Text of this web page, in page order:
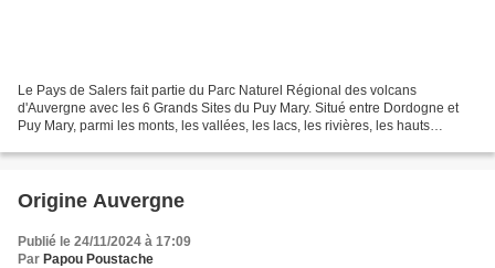
Le Pays de Salers fait partie du Parc Naturel Régional des volcans
d'Auvergne avec les 6 Grands Sites du Puy Mary. Situé entre Dordogne et
Puy Mary, parmi les monts, les vallées, les lacs, les rivières, les hauts
Origine Auvergne
Publié le 24/11/2024 à 17:09
Par Papou Poustache